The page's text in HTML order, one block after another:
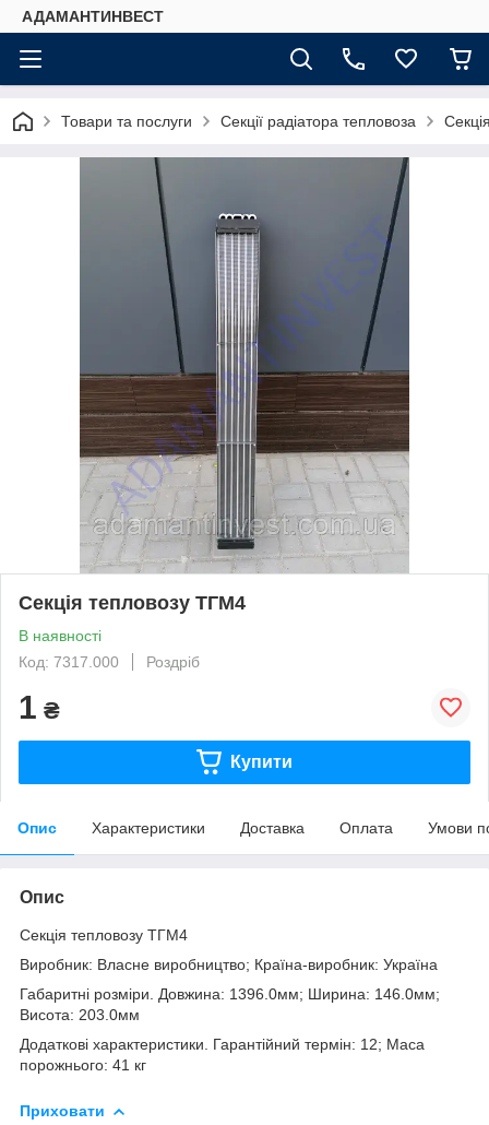
АДАМАНТИНВЕСТ
Товари та послуги Секції радіатора тепловоза
Секція тепловозу ТГМ4
В наявності
Код: 7317.000
Роздріб
1 ₴
Купити
Опис Характеристики Доставка Оплата Умови
Опис
Секція тепловозу ТГМ4
Виробник: Власне виробництво; Країна-виробник: Україна
Габаритні розміри. Довжина: 1396.0мм; Ширина: 146.0мм;
Висота: 203.0мм
Додаткові характеристики. Гарантійний термін: 12; Маса
порожнього: 41 кг
Приховати